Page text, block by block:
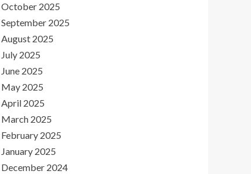
October 2025
September 2025
August 2025
July 2025
June 2025
May 2025
April 2025
March 2025
February 2025
January 2025
December 2024